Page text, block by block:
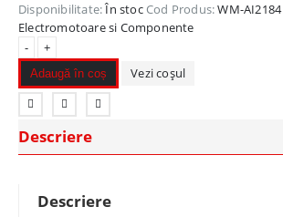
Disponibilitate:În stocCod Produs:WM-AI2184
Electromotoare si Componente
-
+
Adaugă în coș Vezi coșul
Descriere
Descriere